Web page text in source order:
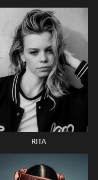
RITA